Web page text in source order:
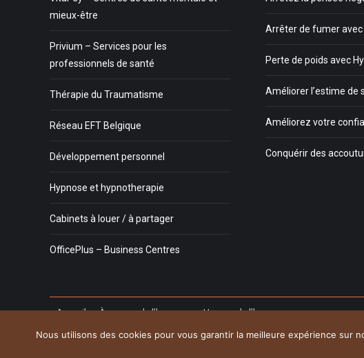
mieux-être
Privium – Services pour les
professionnels de santé
Thérapie du Traumatisme
Réseau EFT Belgique
Développement personnel
Hypnose et hypnotherapie
Cabinets à louer / à partager
OfficePlus – Business Centres
Arrêter de fumer avec
Perte de poids avec
Améliorer l’estime de
Améliorez votre
Conquérir des
Accueil À propos de l’hypnose
Usages de l’hypnose
Nous utilisons des cookies pour vous garantir la meilleure expérience sur